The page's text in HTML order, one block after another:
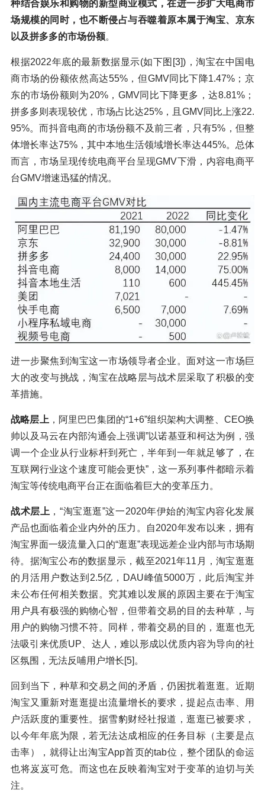
种结合娱乐和购物的新型商业模式，在进一步扩大电商市
场规模的同时，也不断侵占与吞噬着原本属于淘宝、京东
以及拼多多的市场份额。
根据2022年底的最新数据显示(如下图[3])，淘宝在中国电
商市场的份额依然高达55%，但GMV同比下降1.47%；京
东的市场份额则为20%，GMV同比下降更多，达8.81%；
拼多多则表现较优，市场占比达25%，且GMV同比上涨22.
95%。而抖音电商的市场份额不及前三者，只有5%，但整
体增长率达75%，其中本地生活领域增长率达445%。总体
而言，市场呈现传统电商平台呈现GMV下滑，内容电商平
台GMV增速迅猛的情况。
进一步聚焦到淘宝这一市场领导者企业。面对这一市场巨
大的改变与挑战，淘宝在战略层与战术层采取了积极的变
革措施。
战略层上 ，阿里巴巴集团的“1+6”组织架构大调整、CEO换
帅以及马云在内部沟通会上强调”以诺基亚和柯达为例，强
调一个企业从行业标杆到死亡，半年到一年就足够了，在
互联网行业这个速度可能会更快”，这一系列事件都暗示着
淘宝等传统电商平台正在面临着巨大的变革压力。
战术层上 ，“淘宝逛逛”这一2020年伊始的淘宝内容化发展
产品也面临着企业内外的压力。自2020年发布以来，拥有
淘宝界面一级流量入口的“逛逛”表现远差企业内部与市场期
待。据淘宝公布的数据显示，截至2021年11月，淘宝逛逛
的月活用户数达到2.5亿，DAU峰值5000万，此后淘宝并
未公布任何相关数据。究其难以发展的原因主要在于淘宝
用户具有极强的购物心智，但带着交易的目的去种草，与
用户的购物习惯不符。同样，带着交易的目的，逛逛也无
法吸引来优质UP、达人，难以形成以优质内容为导向的社
区氛围，无法反哺用户增长[5]。
回到当下，种草和交易之间的矛盾，仍困扰着逛逛。近期
淘宝又重新对逛逛提出流量增长的要求，提起点击率、用
户活跃度的重要性。据雪豹财经社报道，逛逛已被要求，
以今年年底为限，若无法达成相应的任务目标（主要是点
击率），就得让出淘宝App首页的tab位，整个团队的命运
也将岌岌可危。而这也在反映着淘宝对于变革的迫切与关
注。